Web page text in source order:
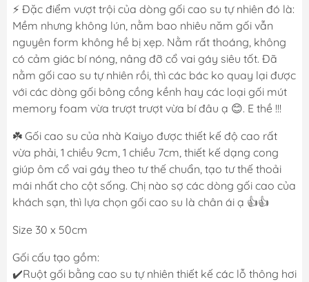
⚡️ Đặc điểm vượt trội của dòng gối cao su tự nhiên đó là:
Mềm nhưng không lún, nằm bao nhiêu năm gối vẫn
nguyên form không hề bị xẹp. Nằm rất thoáng, không
có cảm giác bí nóng, nâng đỡ cổ vai gáy siêu tốt. Đã
nằm gối cao su tự nhiên rồi, thì các bác ko quay lại được
với các dòng gối bông cồng kềnh hay các loại gối mút
memory foam vừa trượt trượt vừa bí đâu ạ 😊. E thề !!!
☘️ Gối cao su của nhà Kaiyo được thiết kế độ cao rất
vừa phải, 1 chiều 9cm, 1 chiều 7cm, thiết kế dạng cong
giúp ôm cổ vai gáy theo tư thế chuẩn, tạo tư thế thoải
mái nhất cho cột sống. Chị nào sợ các dòng gối cao của
khách sạn, thì lựa chọn gối cao su là chân ái ạ 👍👍
Size 30 x 50cm
Gối cấu tạo gồm:
✔️Ruột gối bằng cao su tự nhiên thiết kế các lỗ thông hơi